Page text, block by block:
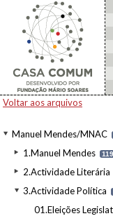
Voltar aos arquivos
Manuel Mendes/MNAC
1.Manuel Mendes 119
2.Actividade Literária
3.Actividade Política
01.Eleições